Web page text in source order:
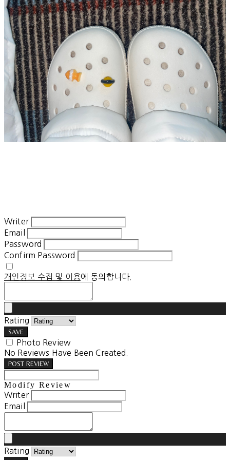
Writer
Email
Password
Confirm Password
개인정보 수집 및 이용에 동의합니다.
Rating
SAVE
Photo Review
No Reviews Have Been Created.
POST REVIEW
Modify Review
Writer
Email
Rating